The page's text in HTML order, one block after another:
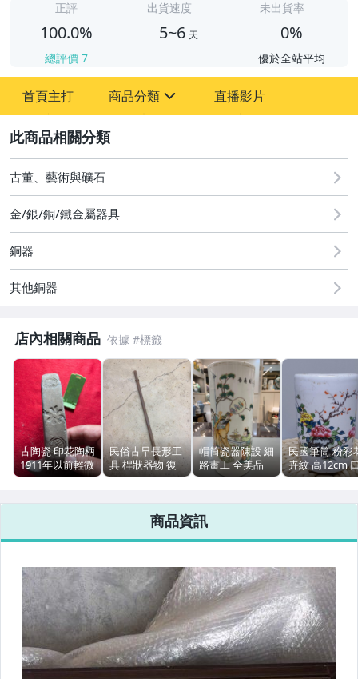
正評
100.0%
總評價 7
出貨速度
5~6 天
未出貨率
0%
優於全站平均
首頁主打 商品分類
圖書/影音/文具
古董、藝術與礦石
玩具、模型與公仔
男性精品與服飾
女裝與服飾配件
手錶與飾品配件
運動、戶外與休閒
直播影片
古董、藝術與礦石
金/銀/銅/鐵金屬器具
銅器
其他銅器
店內相關商品
古陶瓷 印花陶柄
1911年以前輕微
舊痕無損傷
民俗古早長形工
具 桿狀器物 復
古擺飾
帽筒瓷器陳設 細
路畫工 全美品
擺飾
民國筆筒 粉彩
卉紋 高12cm
徑7.7cm
商品資訊